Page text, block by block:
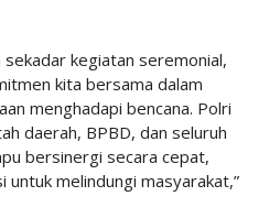
sekadar kegiatan seremonial,
kita bersama dalam
menghadapi bencana. Polri
daerah, BPBD, dan seluruh
bersinergi secara cepat,
melindungi masyarakat,”